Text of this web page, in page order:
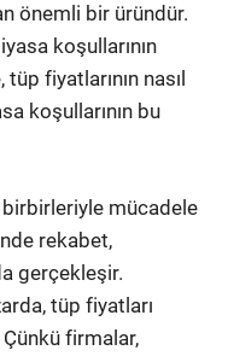
önemli bir üründür.
koşullarının
fiyatlarının nasıl
koşullarının bu
birbirleriyle mücadele
rekabet,
gerçekleşir.
tüp fiyatları
firmalar,